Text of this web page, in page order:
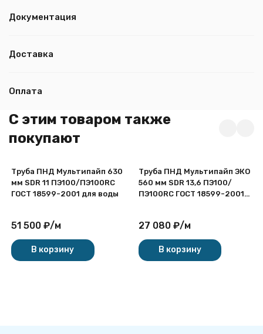
Документация
Доставка
Оплата
C этим товаром также
покупают
Труба ПНД Мультипайп 630
мм SDR 11 ПЭ100/ПЭ100RC
ГОСТ 18599-2001 для воды
51 500 ₽/м
В корзину
Труба ПНД Мультипайп ЭКО
560 мм SDR 13,6 ПЭ100/
ПЭ100RC ГОСТ 18599-2001
27 080 ₽/м
В корзину